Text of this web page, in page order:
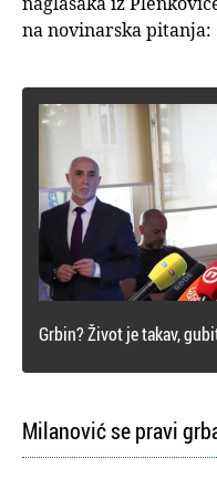
na novinarska pitanja:
Grbin? Život je takav,
Milanović se pravi